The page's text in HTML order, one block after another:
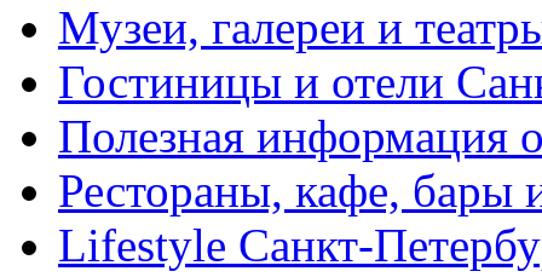
Музеи, галереи и
Гостиницы и отели
Полезная информация
Рестораны, кафе, бары
Lifestyle Санкт-